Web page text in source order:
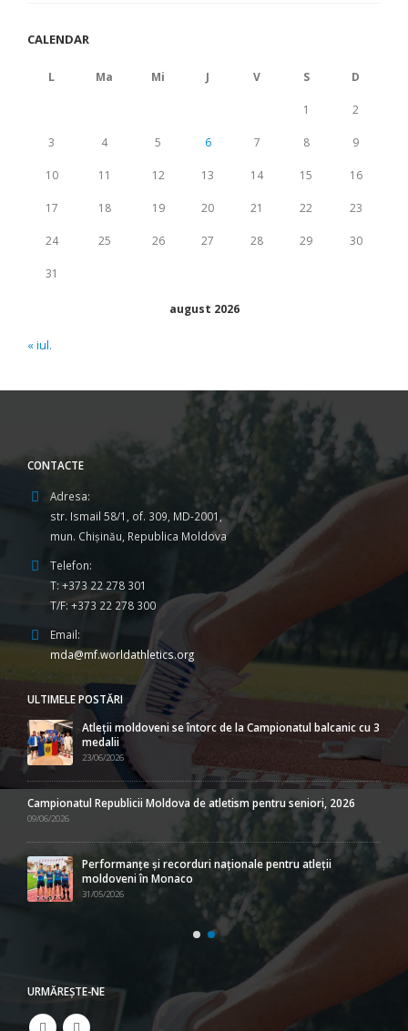
CALENDAR
august 2026
L Ma Mi J V S D
1 2
3 4 5 6 7 8 9
10 11 12 13 14 15 16
17 18 19 20 21 22 23
24 25 26 27 28 29 30
31
« iul.
CONTACTE
Adresa:
str. Ismail 58/1, of. 309, MD-2001,
mun. Chişinău, Republica Moldova
Telefon:
T: +373 22 278 301
T/F: +373 22 278 300
Email:
mda@mf.worldathletics.org
ULTIMELE POSTĂRI
Atleții moldoveni se întorc de la Campionatul balcanic cu 3
medalii
23/06/2026
Campionatul Republicii Moldova de atletism pentru seniori, 2026
09/06/2026
Performanțe și recorduri naționale pentru atleții
moldoveni în Monaco
31/05/2026
URMĂREŞTE-NE